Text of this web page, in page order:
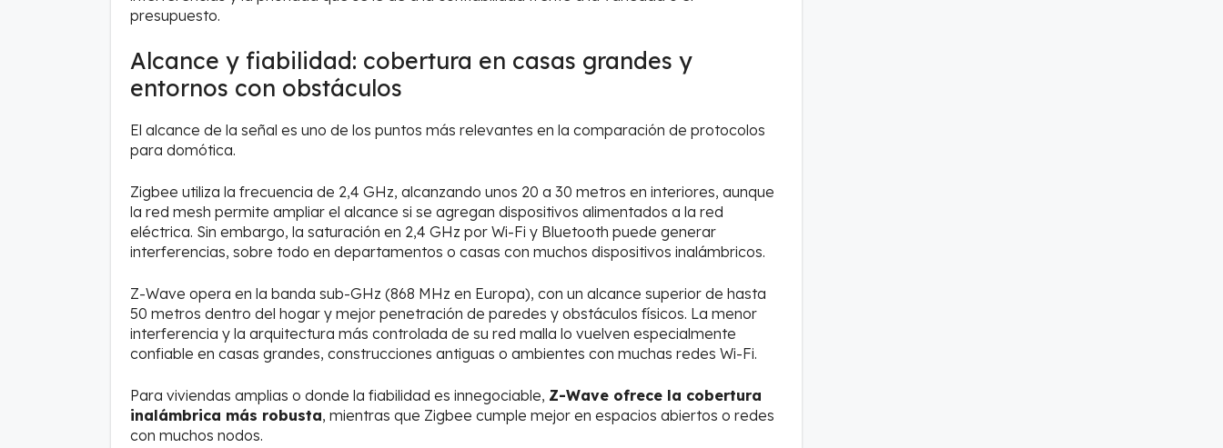
presupuesto.
Alcance y fiabilidad: cobertura en casas grandes y
entornos con obstáculos
El alcance de la señal es uno de los puntos más relevantes en la comparación de protocolos
para domótica.
Zigbee utiliza la frecuencia de 2,4 GHz, alcanzando unos 20 a 30 metros en interiores, aunque
la red mesh permite ampliar el alcance si se agregan dispositivos alimentados a la red
eléctrica. Sin embargo, la saturación en 2,4 GHz por Wi-Fi y Bluetooth puede generar
interferencias, sobre todo en departamentos o casas con muchos dispositivos inalámbricos.
Z-Wave opera en la banda sub-GHz (868 MHz en Europa), con un alcance superior de hasta
50 metros dentro del hogar y mejor penetración de paredes y obstáculos físicos. La menor
interferencia y la arquitectura más controlada de su red malla lo vuelven especialmente
confiable en casas grandes, construcciones antiguas o ambientes con muchas redes Wi-Fi.
Para viviendas amplias o donde la fiabilidad es innegociable, Z-Wave ofrece la cobertura
inalámbrica más robusta, mientras que Zigbee cumple mejor en espacios abiertos o redes
con muchos nodos.